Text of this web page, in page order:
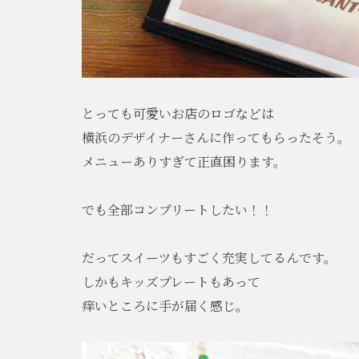
とっても可愛いお店のロゴなどは
横浜のデザイナーさんに作ってもらったそう。
メニューありすぎて正直困ります。
でも全部コンプリートしたい！！
だってスイーツもすごく充実してるんです。
しかもキッズプレートもあって
痒いところに手が届く感じ。